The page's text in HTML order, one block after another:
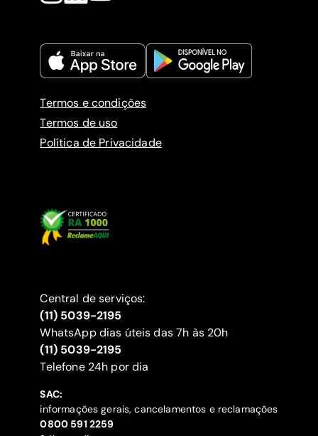
Termos e condições
Termos de uso
Política de Privacidade
Central de serviços:
(11) 5039-2195
WhatsApp dias úteis das 7h às 20h
(11) 5039-2195
‍Telefone 24h por dia
SAC:
informações gerais, cancelamentos e reclamações
‍0800 591 2259